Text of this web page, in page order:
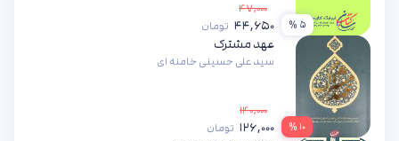
۵ %
۴۷,۰۰۰
۴۴,۶۵۰ تومان
۱۰ %
عهد مشترک
سید علی حسینی خامنه ای
۱۴۰,۰۰۰
۱۲۶,۰۰۰ تومان